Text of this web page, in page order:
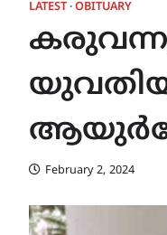
LATEST OBITUARY
February 2, 2024